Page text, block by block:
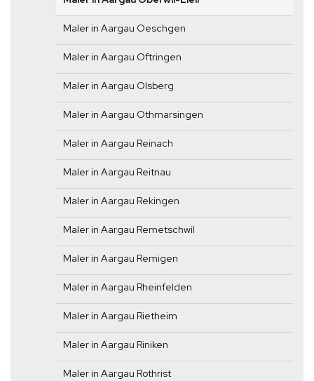
Maler in Aargau Oeschgen
Maler in Aargau Oftringen
Maler in Aargau Olsberg
Maler in Aargau Othmarsingen
Maler in Aargau Reinach
Maler in Aargau Reitnau
Maler in Aargau Rekingen
Maler in Aargau Remetschwil
Maler in Aargau Remigen
Maler in Aargau Rheinfelden
Maler in Aargau Rietheim
Maler in Aargau Riniken
Maler in Aargau Rothrist